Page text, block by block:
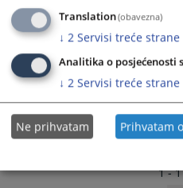
get
the
keyboard
shortcuts
for
dates.
1 -
Translation(obavezna)
↓ 2 Servisi treće strane
Analitika o posjećenosti
↓ 2 Servisi treće strane
Ne prihvatam Prihvatam